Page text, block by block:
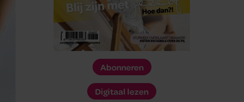
Abonneren
Digitaal lezen